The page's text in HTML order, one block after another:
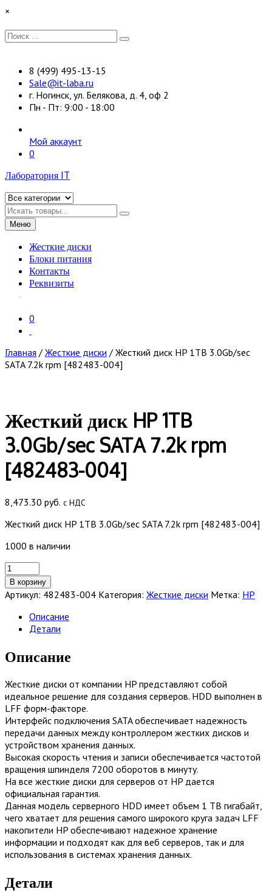
Перейти
содержимому
×
Искать:
Поиск
8 (499) 495-13-15
Sale@it-laba.ru
г. Ногинск, ул. Белякова, д. 4, оф 2
Пн - Пт: 9:00 - 18:00
Мой аккаунт
0
Лаборатория IT
Искать
Меню
Жесткие диски
Блоки питания
Контакты
Реквизиты
0
Главная / Жесткие диски / Жесткий диск HP 1TB 3.0Gb/sec
SATA 7.2k rpm [482483-004]
Жесткий диск HP 1TB
3.0Gb/sec SATA 7.2k rpm
[482483-004]
8,473.30 руб. с НДС
Жесткий диск HP 1TB 3.0Gb/sec SATA 7.2k rpm [482483-004]
1000 в наличии
Количество
товара
Жесткий
диск
1TB
SATA
7.2k
[482483-
004]
В корзину
Артикул: 482483-004 Категория: Жесткие диски Метка: HP
Описание
Детали
Описание
Жесткие диски от компании HP представляют собой
идеальное решение для создания серверов. HDD выполнен в
LFF форм-факторе.
Интерфейс подключения SATA обеспечивает надежность
передачи данных между контроллером жестких дисков и
устройством хранения данных.
Высокая скорость чтения и записи обеспечивается частотой
вращения шпинделя 7200 оборотов в минуту.
На все жесткие диски для серверов от HP дается
официальная гарантия.
Данная модель серверного HDD имеет объем 1 TB гигабайт,
чего хватает для решения самого широкого круга задач LFF
накопители HP обеспечивают надежное хранение
информации и подходят как для веб серверов, так и для
использования в системах хранения данных.
Детали